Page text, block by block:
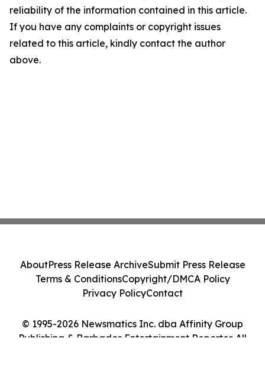
reliability of the information contained in this article.
If you have any complaints or copyright issues
related to this article, kindly contact the author
above.
© 1995-2026 Newsmatics Inc. dba Affinity Group
Publishing & Barbados Entertainment Reporter. All
AboutPress Release ArchiveSubmit Press Release
Terms & ConditionsCopyright/DMCA Policy
Privacy PolicyContact